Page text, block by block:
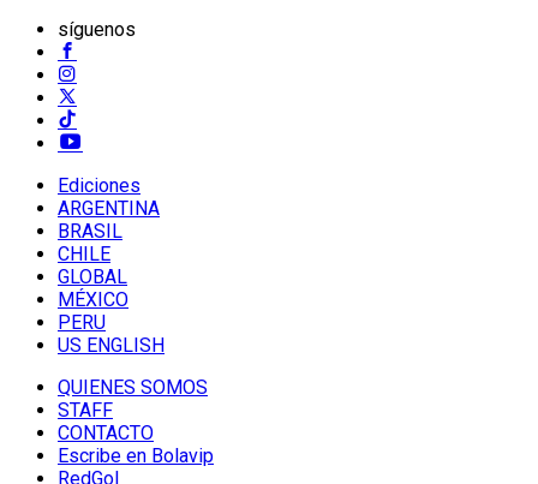
síguenos
Ediciones
ARGENTINA
BRASIL
CHILE
GLOBAL
MÉXICO
PERU
US ENGLISH
QUIENES SOMOS
STAFF
CONTACTO
Escribe en Bolavip
RedGol